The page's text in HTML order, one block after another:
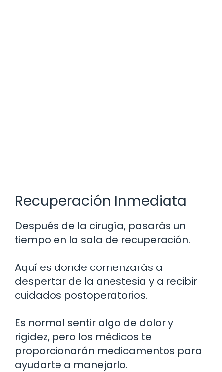
Recuperación Inmediata
Después de la cirugía, pasarás un
tiempo en la sala de recuperación.
Aquí es donde comenzarás a
despertar de la anestesia y a recibir
cuidados postoperatorios.
Es normal sentir algo de dolor y
rigidez, pero los médicos te
proporcionarán medicamentos para
ayudarte a manejarlo.